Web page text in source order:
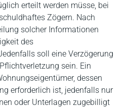
erteilt werden müsse, bei
Zögern. Nach
solcher Informationen
des
soll eine Verzögerung
sein. Ein
dessen
erforderlich ist, jedenfalls nur
oder Unterlagen zugebilligt